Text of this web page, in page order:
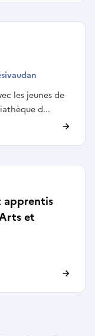
les jeunes de
d...
apprentis
et